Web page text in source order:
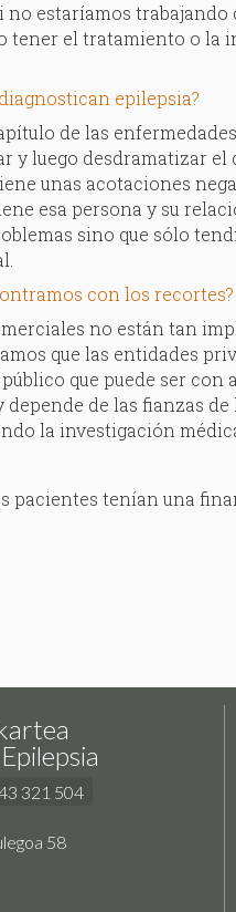
estaríamos trabajando
tener el tratamiento o la
epilepsia?
de las
y luego desdramatizar
unas acotaciones
esa persona y su
sino que sólo
con los recortes?
no están tan
que las entidades
que puede ser con
de las fianzas
la investigación
pacientes tenían una
321 504
58